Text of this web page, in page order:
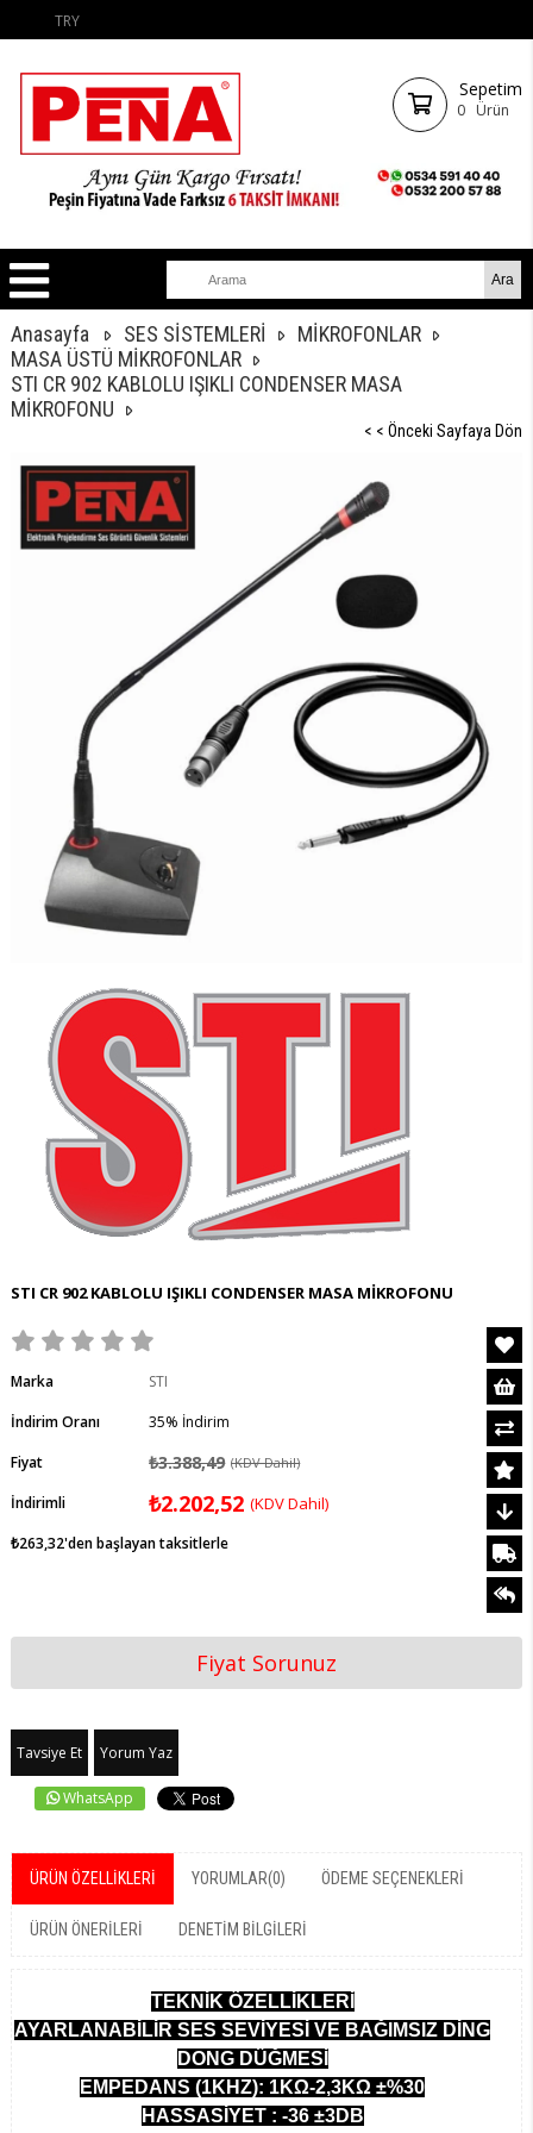
TRY
Sepetim
0 Ürün
Anasayfa SES SİSTEMLERİ
MİKROFONLAR
MASA ÜSTÜ MİKROFONLAR
STI CR 902 KABLOLU IŞIKLI CONDENSER MASA
MİKROFONU
< < Önceki Sayfaya Dön
STI CR 902 KABLOLU IŞIKLI CONDENSER MASA MİKROFONU
Marka
STI
İndirim Oranı
%
35
İndirim
Fiyat
₺3.388,49 (KDV Dahil)
İndirimli ₺2.202,52 (KDV Dahil)
₺263,32'den başlayan taksitlerle
Fiyat Sorunuz
Tavsiye Et Yorum Yaz
WhatsApp
ÜRÜN ÖZELLIKLERI YORUMLAR(0) ÖDEME SEÇENEKLERI
ÜRÜN ÖNERILERI DENETIM BILGILERI
TEKNİK ÖZELLİKLERİ
AYARLANABİLİR SES SEVİYESİ VE BAĞIMSIZ DİNG
DONG DÜĞMESİ
EMPEDANS (1KHZ): 1KΩ-2,3KΩ ±%30
HASSASİYET : -36 ±3DB